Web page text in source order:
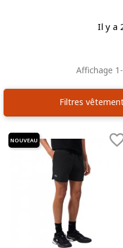
Il y a
Affichage
Filtres
NOUVEAU